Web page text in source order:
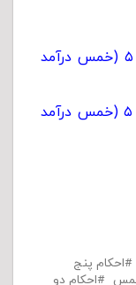
. حکم کلی آن در فصل دوم بخش ۵ (خمس درآمد
. حکم کلی آن در فصل دوم بخش ۵ (خمس درآمد
احکام پنج
احکام دو